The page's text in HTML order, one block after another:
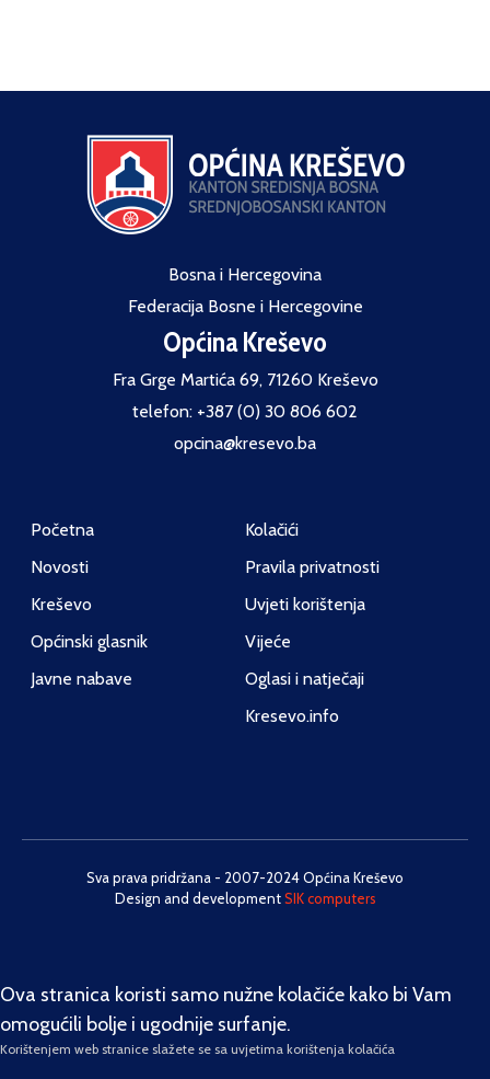
Bosna i Hercegovina
Federacija Bosne i Hercegovine
Općina Kreševo
Fra Grge Martića 69, 71260 Kreševo
telefon: +387 (0) 30 806 602
opcina@kresevo.ba
Početna
Novosti
Kreševo
Općinski glasnik
Javne nabave
Kolačići
Pravila privatnosti
Uvjeti korištenja
Vijeće
Oglasi i natječaji
Kresevo.info
Sva prava pridržana - 2007-2024 Općina Kreševo
Design and developmentSIK computers
Ova stranica koristi samo nužne kolačiće kako bi Vam
omogućili bolje i ugodnije surfanje.
Korištenjem web stranice slažete se sa uvjetima korištenja kolačića